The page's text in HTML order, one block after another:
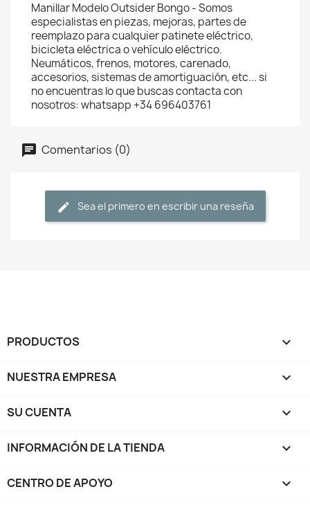
Manillar Modelo Outsider Bongo - Somos
especialistas en piezas, mejoras, partes de
reemplazo para cualquier patinete eléctrico,
bicicleta eléctrica o vehículo eléctrico.
Neumáticos, frenos, motores, carenado,
accesorios, sistemas de amortiguación, etc... si
no encuentras lo que buscas contacta con
nosotros: whatsapp +34 696403761
Comentarios (0)
Sea el primero en escribir una reseña
PRODUCTOS 
NUESTRA EMPRESA 
SU CUENTA 
INFORMACIÓN DE LA TIENDA keyboard_arrow_down
CENTRO DE APOYO 